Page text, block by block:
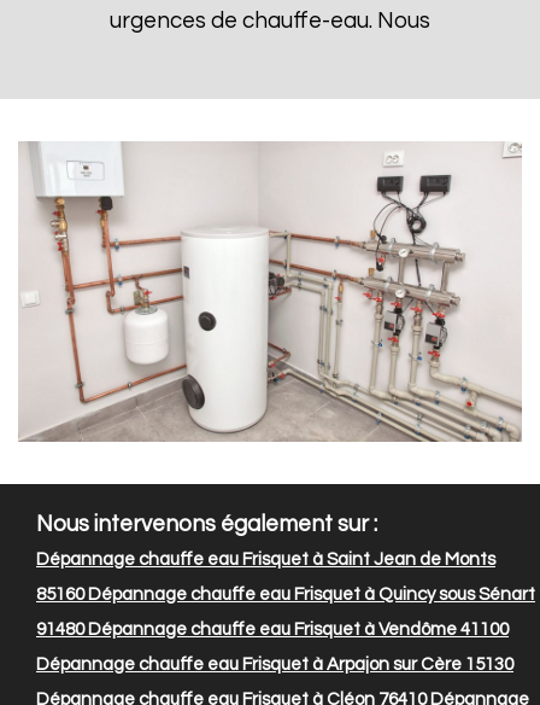
urgences de chauffe-eau. Nous
Nous intervenons également sur :
Dépannage chauffe eau Frisquet à Saint Jean de Monts
85160Dépannage chauffe eau Frisquet à Quincy sous Sénart
91480Dépannage chauffe eau Frisquet à Vendôme 41100
Dépannage chauffe eau Frisquet à Arpajon sur Cère 15130
Dépannage chauffe eau Frisquet à Cléon 76410Dépannage